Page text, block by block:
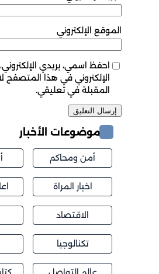
الموقع الإلكتروني
احفظ اسمي، بريدي
الإلكتروني في هذا المتصفح
المقبلة في تعليقي.
موضوعات الأخبار
أمن ومحاكم
اخبار المراة
الاقتصاد
تكنالوجيا